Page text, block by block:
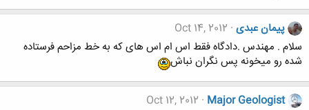
پیمان عبدی Oct 14, 2012
سلام . مهندس .دادگاه فقط اس ام اس های که به خط مزاحم فرستاده
شده رو میخونه پس نگران نباش
Major Geologist
Oct 12, 2012